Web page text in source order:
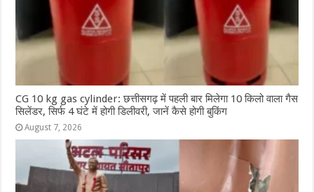
CG 10 kg gas cylinder: छत्तीसगढ़ में पहली बार मिलेगा 10 किलो वाला गैस
सिलेंडर, सिर्फ 4 घंटे में होगी डिलीवरी, जानें कैसे होगी बुकिंग
August 7, 2026